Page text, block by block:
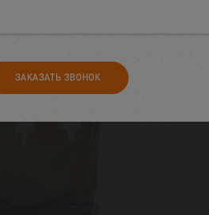
ЗАКАЗАТЬ ЗВОНОК